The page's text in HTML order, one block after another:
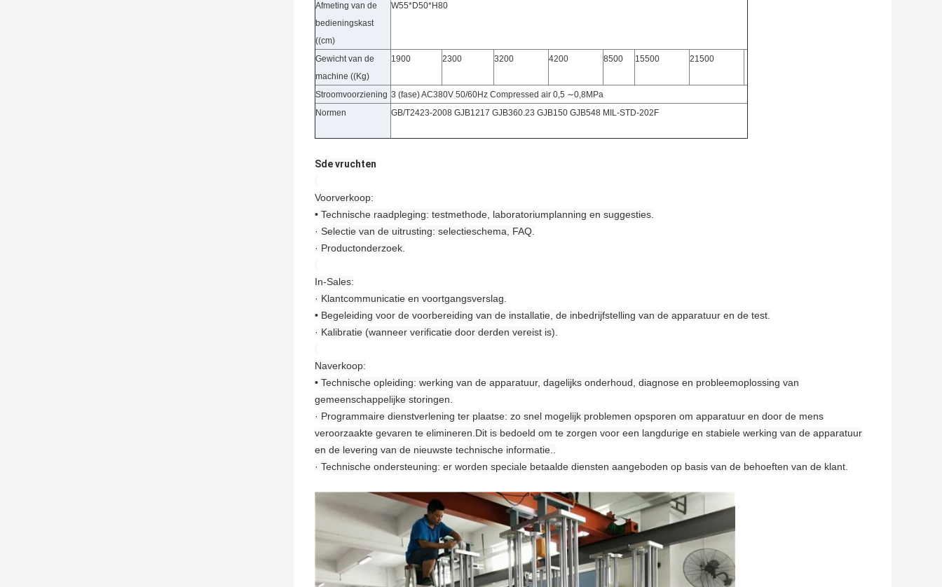
Afmeting van de
bedieningskast
((cm)
W55*D50*H80
Gewicht van de
machine ((Kg)
1900 2300 3200 4200 8500 15500 21500
Stroomvoorziening 3 (fase) AC380V 50/60Hz Compressed air 0,5 ∼0,8MPa
Normen
GB/T2423-2008 GJB1217 GJB360.23 GJB150 GJB548 MIL-STD-202F
Sde vruchten
Voorverkoop:
• Technische raadpleging: testmethode, laboratoriumplanning en suggesties.
· Selectie van de uitrusting: selectieschema, FAQ.
· Productonderzoek.
In-Sales:
· Klantcommunicatie en voortgangsverslag.
• Begeleiding voor de voorbereiding van de installatie, de inbedrijfstelling van de apparatuur en de test.
· Kalibratie (wanneer verificatie door derden vereist is).
Naverkoop:
• Technische opleiding: werking van de apparatuur, dagelijks onderhoud, diagnose en probleemoplossing van
gemeenschappelijke storingen.
· Programmaire dienstverlening ter plaatse: zo snel mogelijk problemen opsporen om apparatuur en door de mens
veroorzaakte gevaren te elimineren.Dit is bedoeld om te zorgen voor een langdurige en stabiele werking van de apparatuur
en de levering van de nieuwste technische informatie..
· Technische ondersteuning: er worden speciale betaalde diensten aangeboden op basis van de behoeften van de klant.